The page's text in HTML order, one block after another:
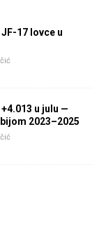
17 lovce u
u julu —
2023–2025